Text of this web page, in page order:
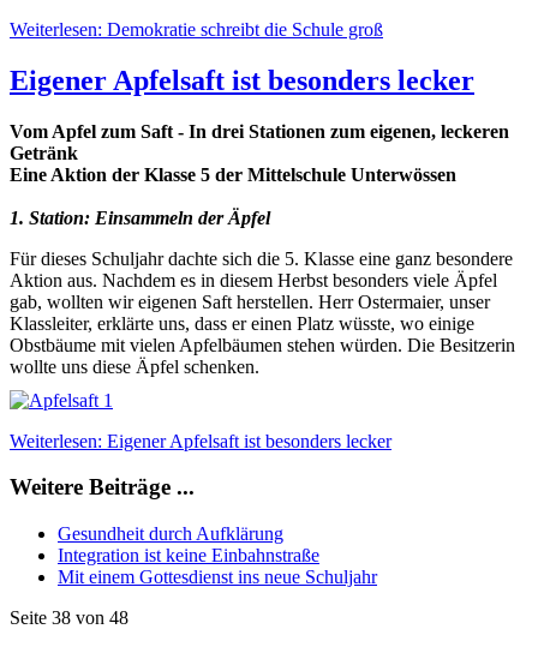
Weiterlesen: Demokratie schreibt die Schule groß
Eigener Apfelsaft ist besonders lecker
Vom Apfel zum Saft - In drei Stationen zum eigenen, leckeren
Getränk
Eine Aktion der Klasse 5 der Mittelschule Unterwössen
1. Station: Einsammeln der Äpfel
Für dieses Schuljahr dachte sich die 5. Klasse eine ganz besondere
Aktion aus. Nachdem es in diesem Herbst besonders viele Äpfel
gab, wollten wir eigenen Saft herstellen. Herr Ostermaier, unser
Klassleiter, erklärte uns, dass er einen Platz wüsste, wo einige
Obstbäume mit vielen Apfelbäumen stehen würden. Die Besitzerin
wollte uns diese Äpfel schenken.
Weiterlesen: Eigener Apfelsaft ist besonders lecker
Weitere Beiträge ...
Gesundheit durch Aufklärung
Integration ist keine Einbahnstraße
Mit einem Gottesdienst ins neue Schuljahr
Seite 38 von 48